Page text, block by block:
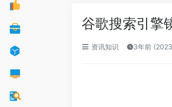
谷歌搜索引擎
资讯知识 3年前